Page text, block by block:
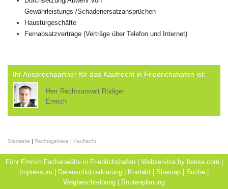
Gewährleistungs-/Schadenersatzansprüchen
Haustürgeschäfte
Fernabsatzverträge (Verträge über Telefon und Internet)
Ihr Ansprechpartner für das Kaufrecht in Friedrichshafen ist:
Herr Rechtsanwalt Rüdiger
Emrich
Startseite | Rechtsgebiete | Kaufrecht
Föhr Emrich Fachanwälte in Friedrichshafen | Webservice by bense.com
Impressum
Datenschutzerklärung Kontakt Sitemap Suche
Wegbeschreibung
Routenplanung